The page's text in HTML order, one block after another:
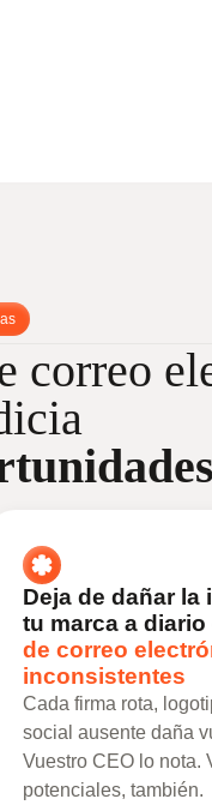
correo
Deja de dañar la
tu marca a diario
de correo
inconsistentes
Cada firma rota,
social ausente daña
Vuestro CEO lo nota.
potenciales, también.